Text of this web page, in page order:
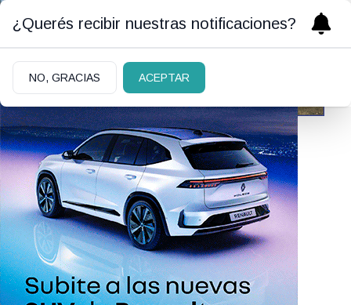
11/05/2026
La Provincia defendió la
continuidad de la obra
pública pese al retiro de
fondos nacionales
¿Querés recibir nuestras notificaciones?
NO, GRACIAS ACEPTAR